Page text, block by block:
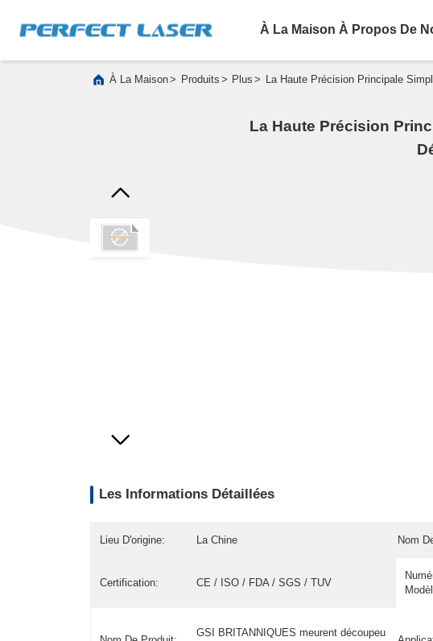
À La Maison À Propos De
À La Maison> Produits > Plus > La Haute Précision Principale
La Haute Précision
Les Informations Détaillées
Lieu D'origine: La Chine Nom
Certification: CE / ISO / FDA / SGS / TUV
GSI BRITANNIQUES meurent découpeu